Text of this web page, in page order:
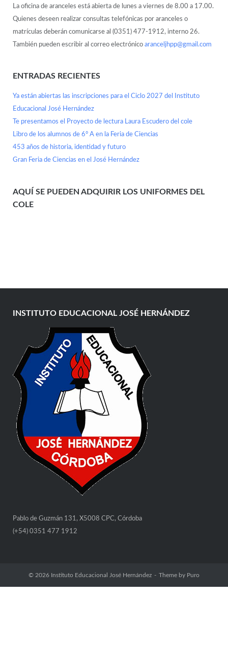
La oficina de aranceles está abierta de lunes a viernes de 8.00 a 17.00.
Quienes deseen realizar consultas telefónicas por aranceles o
matrículas deberán comunicarse al (0351) 477-1912, interno 26.
También pueden escribir al correo electrónico aranceljhpp@gmail.com
ENTRADAS RECIENTES
Ya están abiertas las inscripciones para el Ciclo 2027 del Instituto
Educacional José Hernández
Te presentamos el Proyecto de lectura Laura Escudero del cole
Libro de los alumnos de 6° A en la Feria de Ciencias
453 años de historia, identidad y futuro
Gran Feria de Ciencias en el José Hernández
AQUÍ SE PUEDEN ADQUIRIR LOS UNIFORMES DEL
COLE
INSTITUTO EDUCACIONAL JOSÉ HERNÁNDEZ
Pablo de Guzmán 131, X5008 CPC, Córdoba
(+54) 0351 477 1912
© 2026 Instituto Educacional José Hernández Theme by Puro